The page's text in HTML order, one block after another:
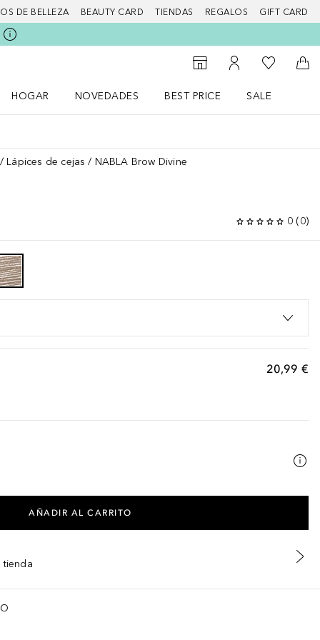
DE BELLEZA BEAUTY CARD TIENDAS REGALOS GIFT CARD
Al Storefinder
Mi cuenta
Mi lista de
A
HOGAR
NOVEDADES
BEST PRICE
SALE
Lápices de cejas NABLA Brow Divine
0 (0)
20,99 €
AÑADIR AL CARRITO
tienda